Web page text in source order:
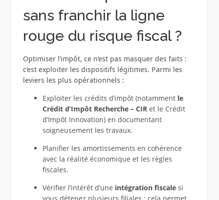
sans franchir la ligne
rouge du risque fiscal ?
Optimiser l’impôt, ce n’est pas masquer des faits :
c’est exploiter les dispositifs légitimes. Parmi les
leviers les plus opérationnels :
Exploiter les crédits d’impôt (notamment le
Crédit d’Impôt Recherche – CIRet le Crédit
d’Impôt Innovation) en documentant
soigneusement les travaux.
Planifier les amortissements en cohérence
avec la réalité économique et les règles
fiscales.
Vérifier l’intérêt d’une intégration fiscalesi